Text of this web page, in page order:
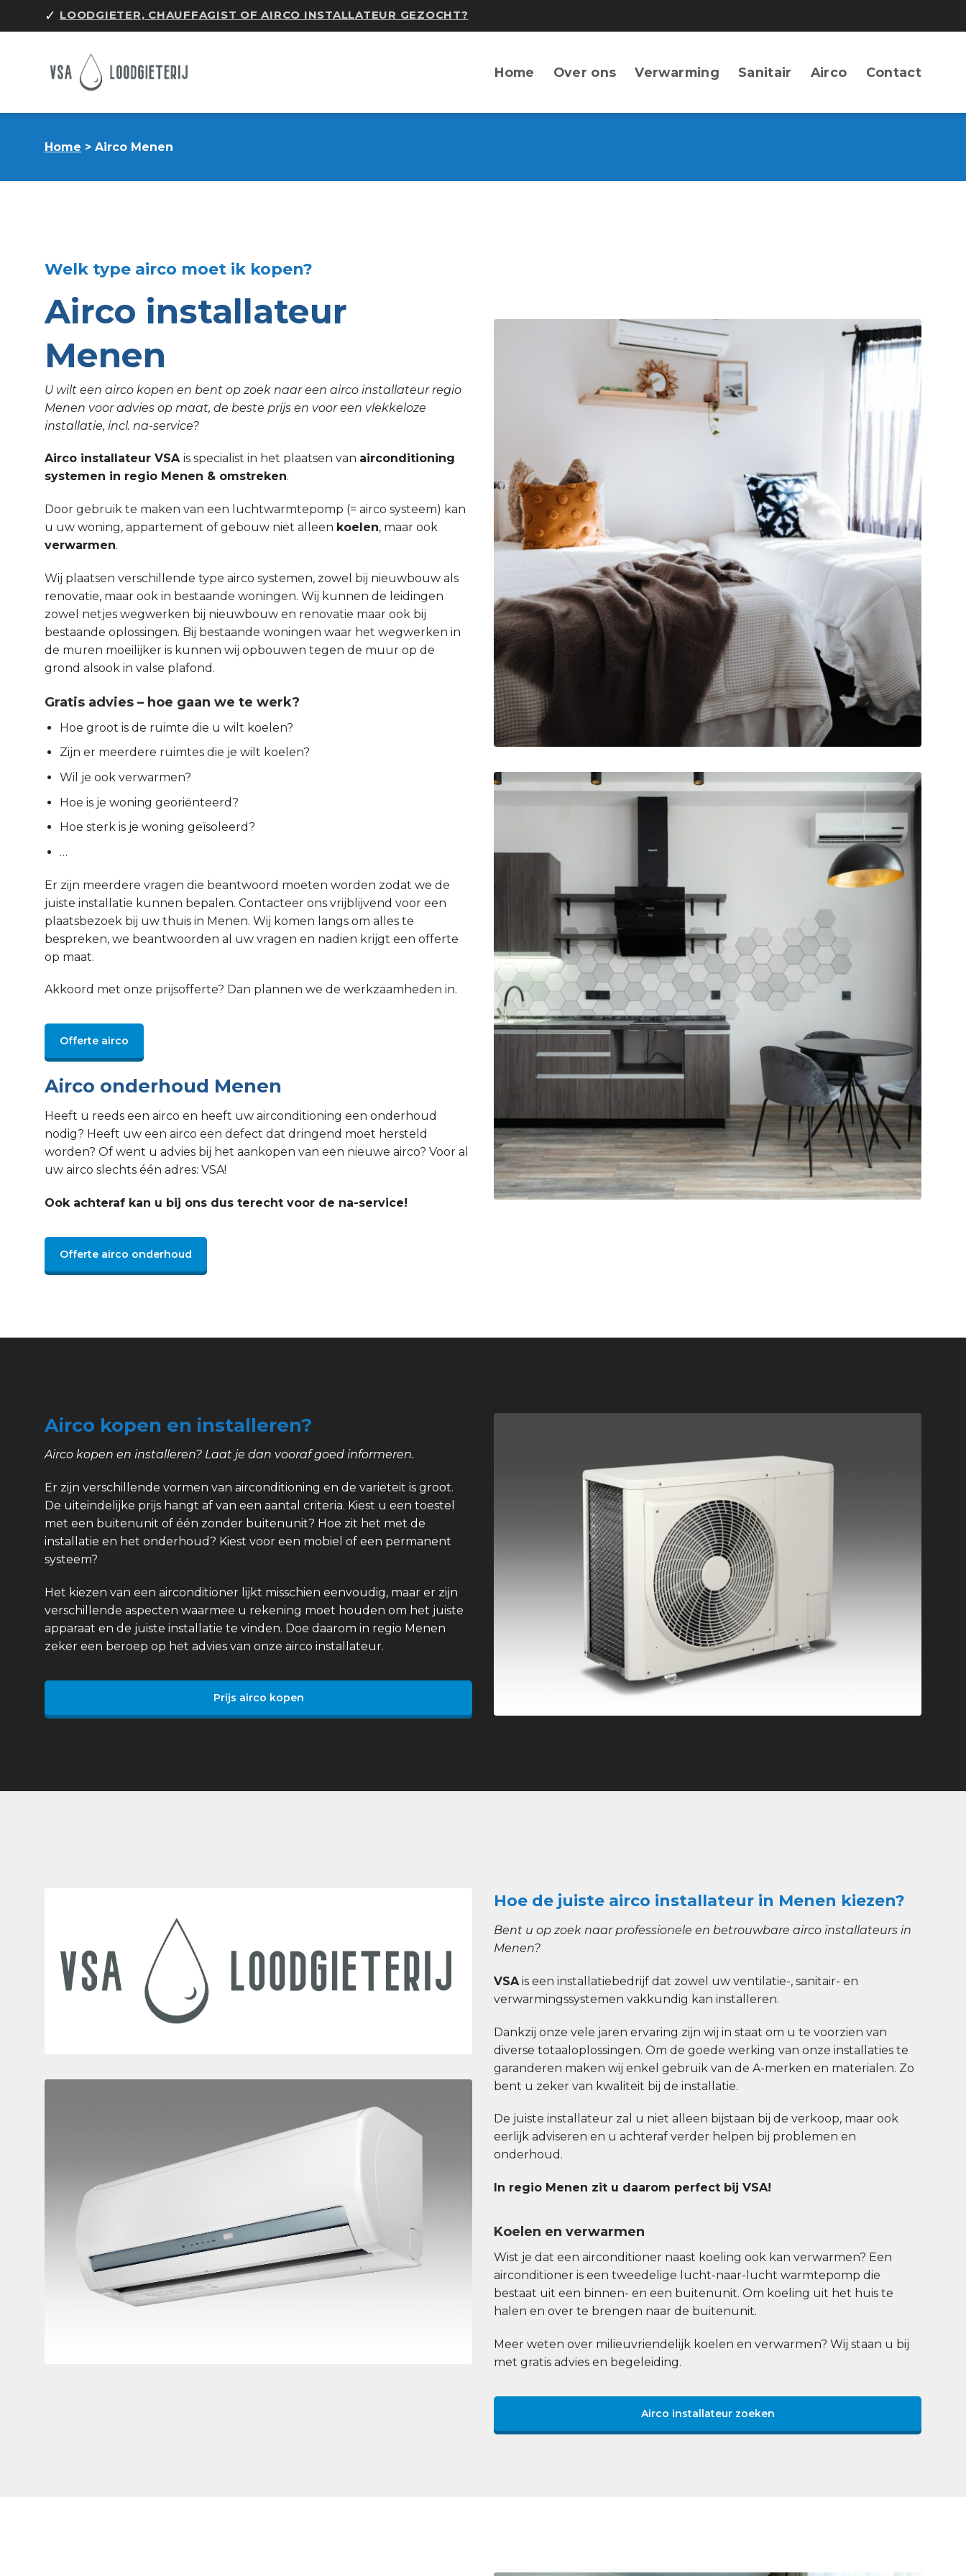
✓ LOODGIETER, CHAUFFAGIST OF AIRCO INSTALLATEUR GEZOCHT?
Home Over ons Verwarming Sanitair Airco Contact
Home > Airco Menen
Welk type airco moet ik kopen?
Airco installateur
Menen
U wilt een airco kopen en bent op zoek naar een airco installateur regio
Menen voor advies op maat, de beste prijs en voor een vlekkeloze
installatie, incl. na-service?
Airco installateur VSA is specialist in het plaatsen van airconditioning
systemen in regio Menen & omstreken.
Door gebruik te maken van een luchtwarmtepomp (= airco systeem) kan
u uw woning, appartement of gebouw niet alleen koelen, maar ook
verwarmen.
Wij plaatsen verschillende type airco systemen, zowel bij nieuwbouw als
renovatie, maar ook in bestaande woningen. Wij kunnen de leidingen
zowel netjes wegwerken bij nieuwbouw en renovatie maar ook bij
bestaande oplossingen. Bij bestaande woningen waar het wegwerken in
de muren moeilijker is kunnen wij opbouwen tegen de muur op de
grond alsook in valse plafond.
Gratis advies – hoe gaan we te werk?
Hoe groot is de ruimte die u wilt koelen?
Zijn er meerdere ruimtes die je wilt koelen?
Wil je ook verwarmen?
Hoe is je woning georiënteerd?
Hoe sterk is je woning geïsoleerd?
…
Er zijn meerdere vragen die beantwoord moeten worden zodat we de
juiste installatie kunnen bepalen. Contacteer ons vrijblijvend voor een
plaatsbezoek bij uw thuis in Menen. Wij komen langs om alles te
bespreken, we beantwoorden al uw vragen en nadien krijgt een offerte
op maat.
Akkoord met onze prijsofferte? Dan plannen we de werkzaamheden in.
Offerte airco
Airco onderhoud Menen
Heeft u reeds een airco en heeft uw airconditioning een onderhoud
nodig? Heeft uw een airco een defect dat dringend moet hersteld
worden? Of went u advies bij het aankopen van een nieuwe airco? Voor al
uw airco slechts één adres: VSA!
Ook achteraf kan u bij ons dus terecht voor de na-service!
Offerte airco onderhoud
Airco kopen en installeren?
Airco kopen en installeren? Laat je dan vooraf goed informeren.
Er zijn verschillende vormen van airconditioning en de variëteit is groot.
De uiteindelijke prijs hangt af van een aantal criteria. Kiest u een toestel
met een buitenunit of één zonder buitenunit? Hoe zit het met de
installatie en het onderhoud? Kiest voor een mobiel of een permanent
systeem?
Het kiezen van een airconditioner lijkt misschien eenvoudig, maar er zijn
verschillende aspecten waarmee u rekening moet houden om het juiste
apparaat en de juiste installatie te vinden. Doe daarom in regio Menen
zeker een beroep op het advies van onze airco installateur.
Prijs airco kopen
Hoe de juiste airco installateur in Menen kiezen?
Bent u op zoek naar professionele en betrouwbare airco installateurs in
Menen?
VSA is een installatiebedrijf dat zowel uw ventilatie-, sanitair- en
verwarmingssystemen vakkundig kan installeren.
Dankzij onze vele jaren ervaring zijn wij in staat om u te voorzien van
diverse totaaloplossingen. Om de goede werking van onze installaties te
garanderen maken wij enkel gebruik van de A-merken en materialen. Zo
bent u zeker van kwaliteit bij de installatie.
De juiste installateur zal u niet alleen bijstaan bij de verkoop, maar ook
eerlijk adviseren en u achteraf verder helpen bij problemen en
onderhoud.
In regio Menen zit u daarom perfect bij VSA!
Koelen en verwarmen
Wist je dat een airconditioner naast koeling ook kan verwarmen? Een
airconditioner is een tweedelige lucht-naar-lucht warmtepomp die
bestaat uit een binnen- en een buitenunit. Om koeling uit het huis te
halen en over te brengen naar de buitenunit.
Meer weten over milieuvriendelijk koelen en verwarmen? Wij staan u bij
met gratis advies en begeleiding.
Airco installateur zoeken